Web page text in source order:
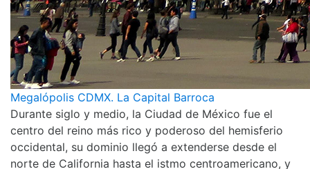
Megalópolis CDMX. La Capital Barroca
Durante siglo y medio, la Ciudad de México fue el
centro del reino más rico y poderoso del hemisferio
occidental, su dominio llegó a extenderse desde el
norte de California hasta el istmo centroamericano, y